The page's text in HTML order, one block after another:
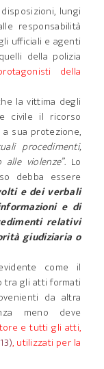
lungi
responsabilità
ufficiali e agenti
della polizia
della
la vittima degli
civile il ricorso
sua protezione,
procedimenti,
violenze”. Lo
debba essere
e dei verbali
e di
relativi
giudiziaria o
come il
tra gli atti formati
da altra
meno deve
e tutti gli atti,
, utilizzati per la